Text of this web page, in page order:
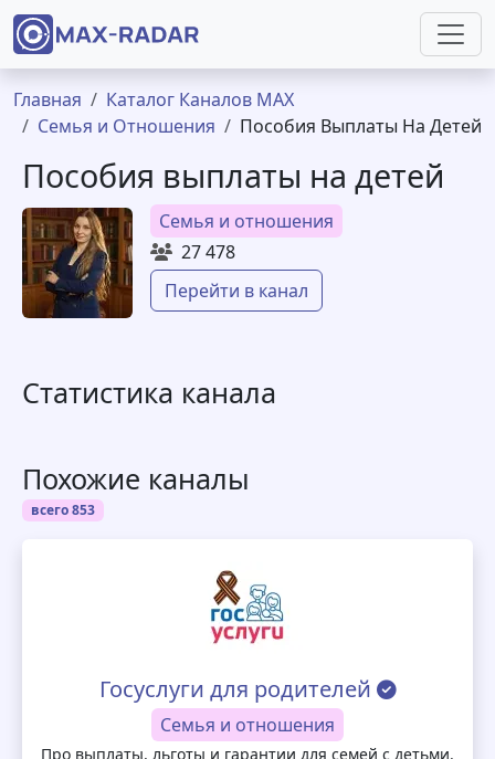
Перейти к основному содержанию
Строка навигации
Главная
Каталог Каналов MAX
Семья и Отношения
Пособия Выплаты На Детей
Пособия выплаты на детей
Семья и отношения
27 478
Перейти в канал
Статистика канала
Похожие каналы
всего 853
Госуслуги для родителей
Семья и отношения
Про выплаты, льготы и гарантии для семей с детьми.